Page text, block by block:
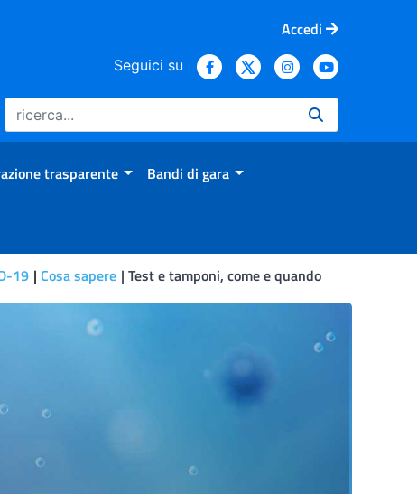
Accedi
Seguici su
trasparente Bandi di gara
19 Cosa sapere Test e tamponi, come e quando